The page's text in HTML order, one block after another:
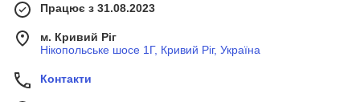
Працює з 31.08.2023
м. Кривий Ріг
Нікопольське шосе 1Г, Кривий Ріг, Україна
Контакти